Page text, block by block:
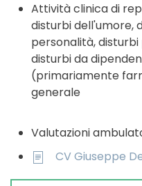
Attività clinica di
disturbi dell'umore,
personalità,
disturbi da
(primariamente
generale
Valutazioni
CV Giuseppe